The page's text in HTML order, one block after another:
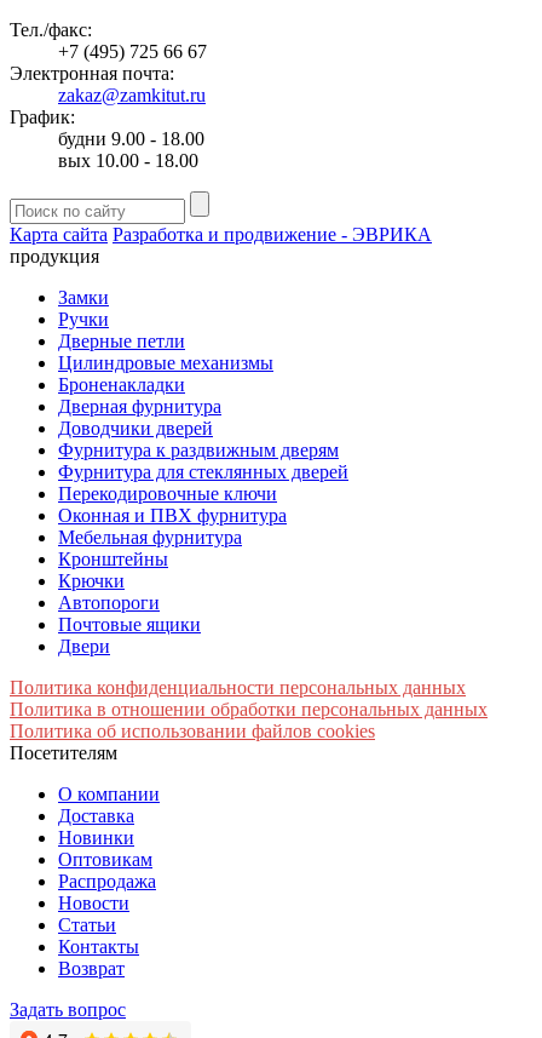
Тел./факс:
+7 (495) 725 66 67
Электронная почта:
zakaz@zamkitut.ru
График:
будни 9.00 - 18.00
вых 10.00 - 18.00
Карта сайта Разработка и продвижение - ЭВРИКА
продукция
Замки
Ручки
Дверные петли
Цилиндровые механизмы
Броненакладки
Дверная фурнитура
Доводчики дверей
Фурнитура к раздвижным дверям
Фурнитура для стеклянных дверей
Перекодировочные ключи
Оконная и ПВХ фурнитура
Мебельная фурнитура
Кронштейны
Крючки
Автопороги
Почтовые ящики
Двери
Политика конфиденциальности персональных данных
Политика в отношении обработки персональных данных
Политика об использовании файлов cookies
Посетителям
О компании
Доставка
Новинки
Оптовикам
Распродажа
Новости
Статьи
Контакты
Возврат
Задать вопрос